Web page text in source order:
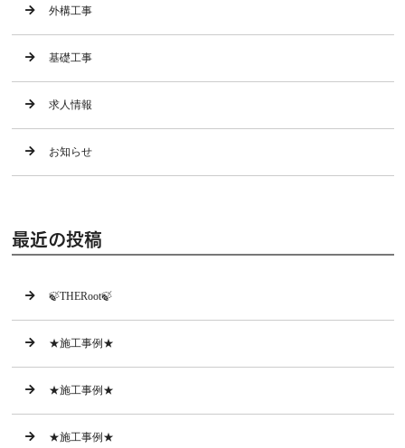
外構工事
基礎工事
求人情報
お知らせ
最近の投稿
🍃THERoot🍃
★施工事例★
★施工事例★
★施工事例★